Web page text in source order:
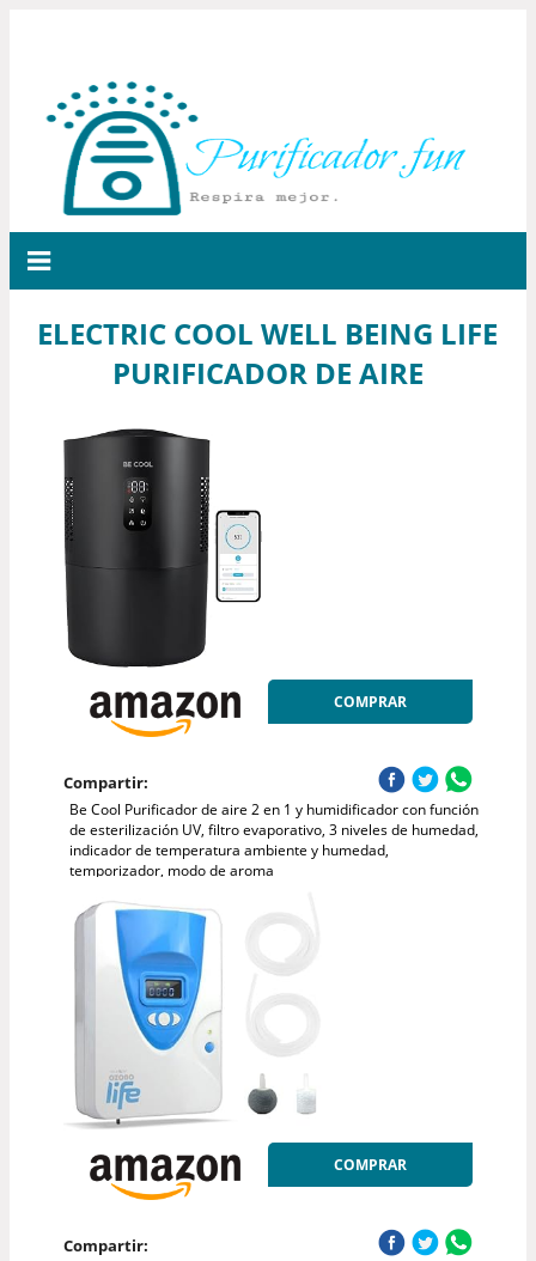
ELECTRIC COOL WELL BEING LIFE
PURIFICADOR DE AIRE
COMPRAR
Compartir:
Be Cool Purificador de aire 2 en 1 y humidificador con función
de esterilización UV, filtro evaporativo, 3 niveles de humedad,
indicador de temperatura ambiente y humedad,
temporizador, modo de aroma
COMPRAR
Compartir: